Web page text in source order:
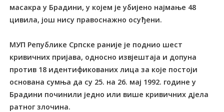
масакра у Брадини, у којем је убијено најмање 48
цивила, још нису правоснажно осуђени.
МУП Републике Српске раније је поднио шест
кривичних пријава, односно извјештаја и допуна
против 18 идентификованих лица за које постоји
основана сумња да су 25. на 26. мај 1992. године у
Брадини починили једно или више кривичних дјела
ратног злочина.